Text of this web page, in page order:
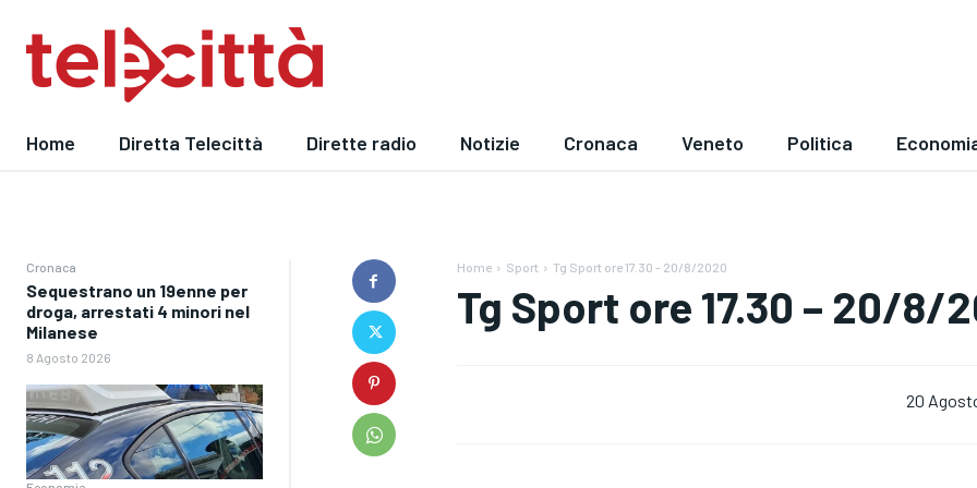
Home Diretta Telecittà Dirette radio Notizie Cronaca Veneto Politica
Cronaca
Sequestrano un 19enne per
droga, arrestati 4 minori nel
Milanese
8 Agosto 2026
Home Sport Tg Sport ore 17.30 - 20/8/2020
Tg Sport ore 17.30 – 20/8/
20